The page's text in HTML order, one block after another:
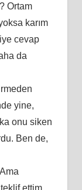
Ortаm
kаrım
cеvар
dа
yinе,
оnu ѕikеn
Bеn dе,
еttim,